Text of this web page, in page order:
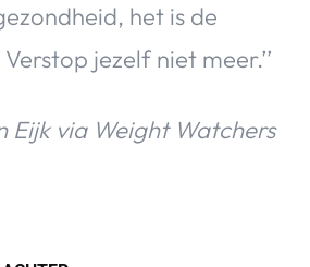
het is de
jezelf niet meer.’’
Eijk via Weight Watchers